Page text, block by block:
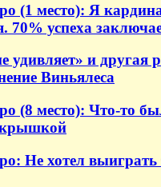
(1 место): Я
70% успеха
удивляет» и другая
Виньялеса
(8 место): Что-то
Не хотел